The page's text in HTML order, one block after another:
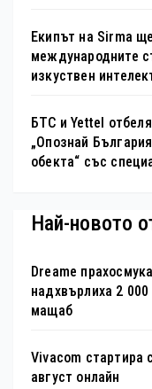
Екипът на Sirma
международните
изкуствен
БТС и Yettel
„Опознай
обекта“ със
Най-новото
Dreame
надхвърлиха 2
мащаб
Vivacom
август онлайн